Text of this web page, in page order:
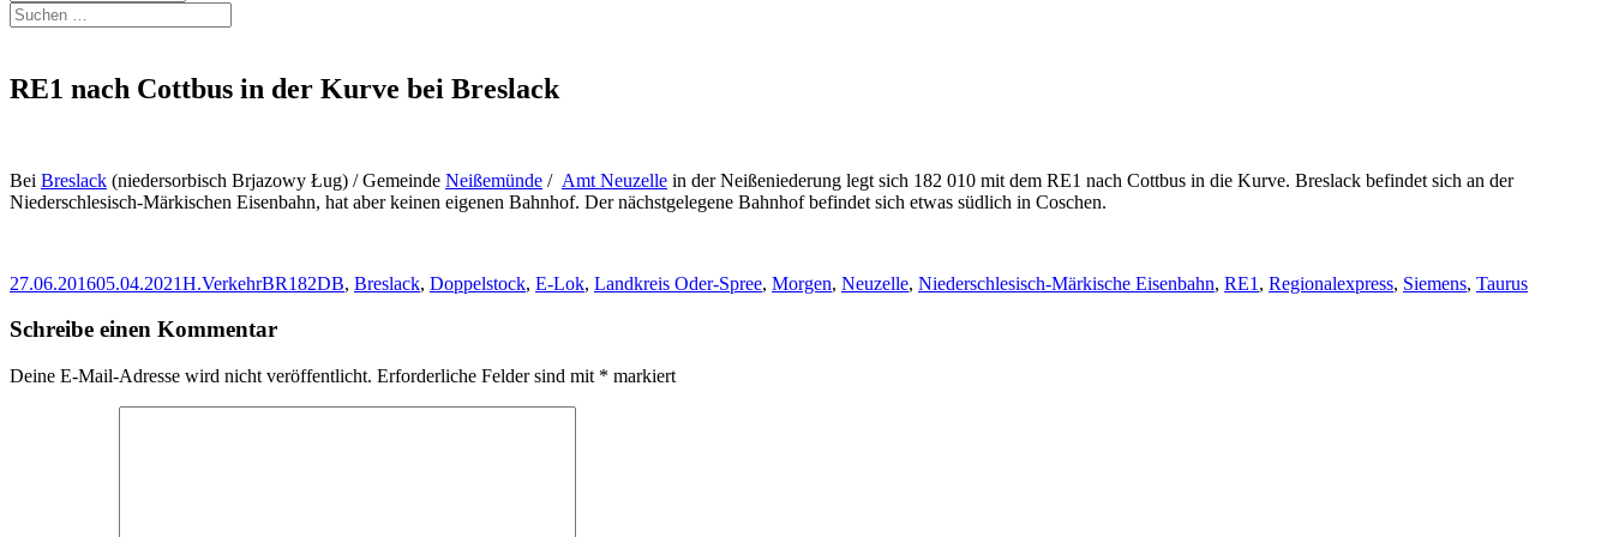
Suchen
nach:
RE1 nach Cottbus in der Kurve bei Breslack
Bei Breslack (niedersorbisch Brjazowy Ług) / Gemeinde Neißemünde / Amt Neuzelle in der Neißeniederung legt sich 182 010 mit dem RE1 nach Cottbus in die Kurve. Breslack befindet sich an der
Niederschlesisch-Märkischen Eisenbahn, hat aber keinen eigenen Bahnhof. Der nächstgelegene Bahnhof befindet sich etwas südlich in Coschen.
Veröffentlicht
27.06.201605.04.2021Autor
H.Kategorien
VerkehrSchlagwörter
BR182DB, Breslack, Doppelstock, E-Lok, Landkreis Oder-Spree, Morgen, Neuzelle, Niederschlesisch-Märkische Eisenbahn, RE1 , Regionalexpress, Siemens, Taurus
Schreibe einen Kommentar
Deine E-Mail-Adresse wird nicht veröffentlicht. Erforderliche Felder sind mit * markiert